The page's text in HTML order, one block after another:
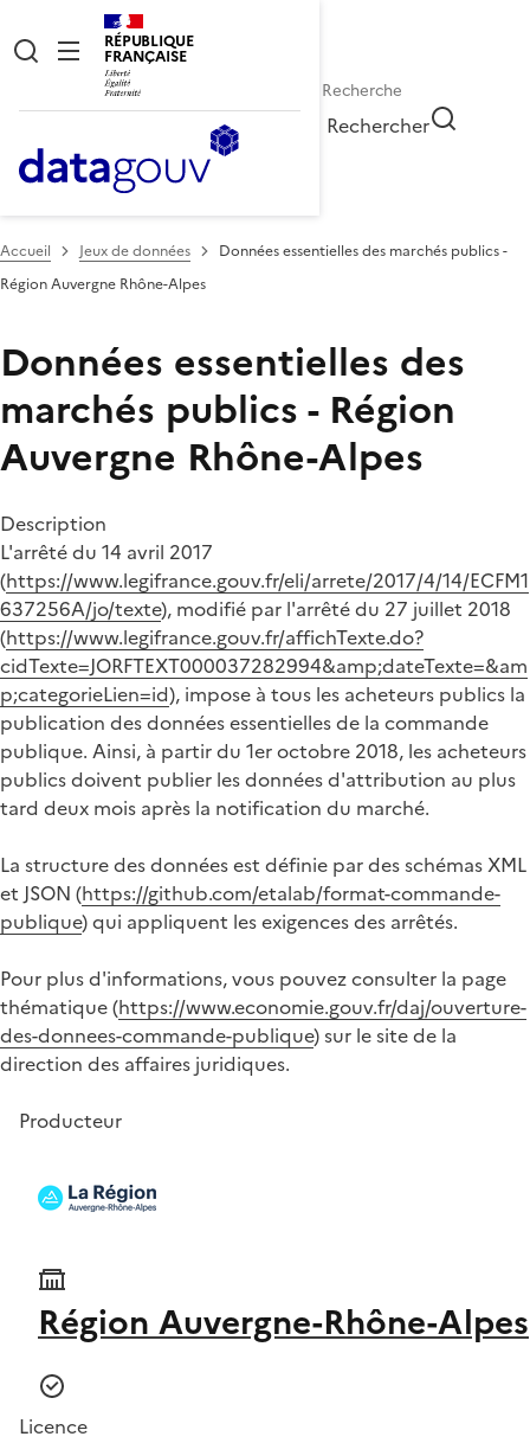
RÉPUBLIQUE
FRANÇAISE
Rechercher
Accueil Jeux de données
Données essentielles des marchés publics -
Région Auvergne Rhône-Alpes
Données essentielles des
marchés publics - Région
Auvergne Rhône-Alpes
Description
L'arrêté du 14 avril 2017
(https://www.legifrance.gouv.fr/eli/arrete/2017/4/14/ECFM1
637256A/jo/texte), modifié par l'arrêté du 27 juillet 2018
(https://www.legifrance.gouv.fr/affichTexte.do?
cidTexte=JORFTEXT000037282994&amp;dateTexte=&am
p;categorieLien=id), impose à tous les acheteurs publics la
publication des données essentielles de la commande
publique. Ainsi, à partir du 1er octobre 2018, les acheteurs
publics doivent publier les données d'attribution au plus
tard deux mois après la notification du marché.
La structure des données est définie par des schémas XML
et JSON (https://github.com/etalab/format-commande-
publique) qui appliquent les exigences des arrêtés.
Pour plus d'informations, vous pouvez consulter la page
thématique (https://www.economie.gouv.fr/daj/ouverture-
des-donnees-commande-publique) sur le site de la
direction des affaires juridiques.
Producteur
Région Auvergne-Rhône-Alpes
Licence